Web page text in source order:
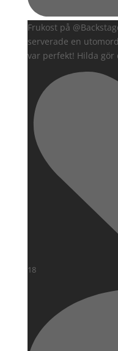
Frukost på
serverade en
var perfekt! Hilda gör
18